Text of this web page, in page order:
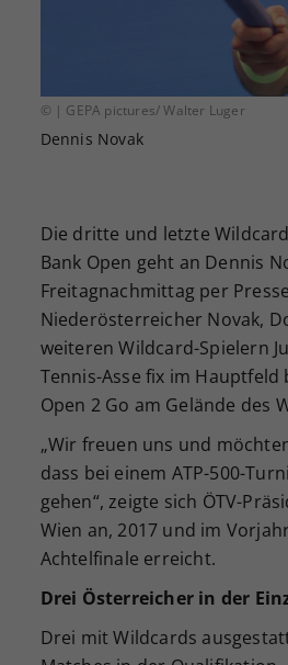
© | GEPA pictures/ Walter Luger
Dennis Novak
Die dritte und letzte
Bank Open geht an Dennis
Freitagnachmittag per
Niederösterreicher Novak,
weiteren Wildcard-Spielern
Tennis-Asse fix im
Open 2 Go am Gelände des
„Wir freuen uns und
dass bei einem ATP-500-
gehen“, zeigte sich ÖTV-
Wien an, 2017 und im
Achtelfinale erreicht.
Drei Österreicher in der
Drei mit Wildcards